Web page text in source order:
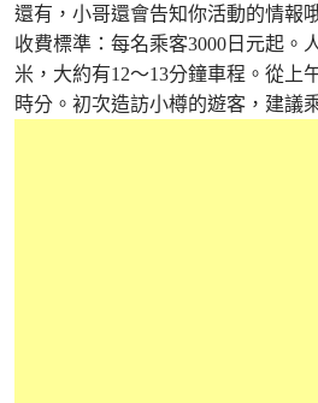
還有，小哥還會告知你活動的情報
收費標準：每名乘客3000日元起。
米，大約有12〜13分鐘車程。從上
時分。初次造訪小樽的遊客，建議